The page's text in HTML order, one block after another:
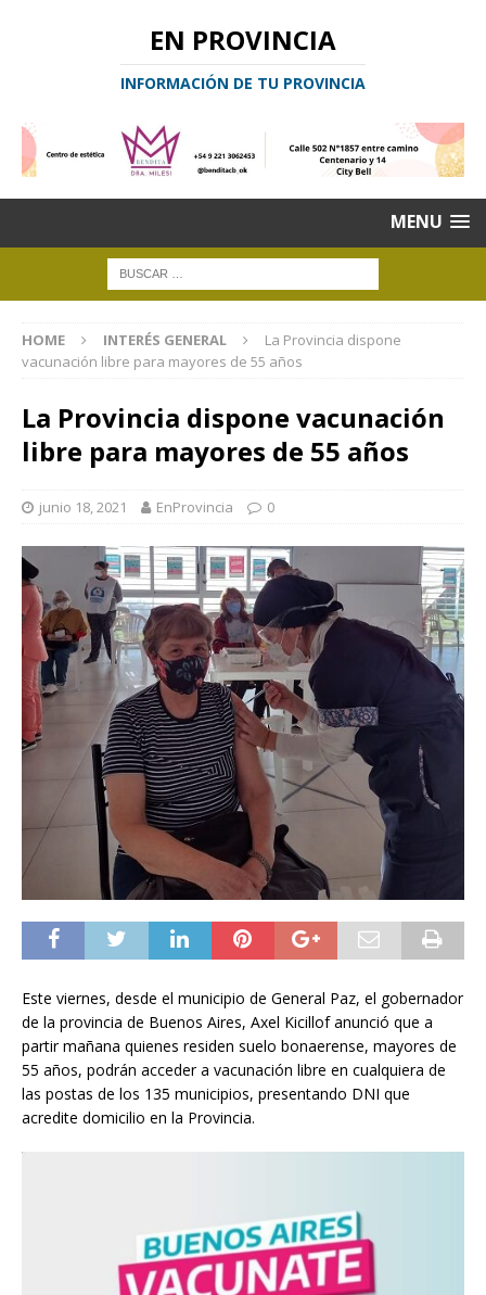
EN PROVINCIA
INFORMACIÓN DE TU PROVINCIA
MENU
HOME INTERÉS GENERAL
La Provincia dispone
vacunación libre para mayores de 55 años
La Provincia dispone vacunación
libre para mayores de 55 años
junio 18, 2021 EnProvincia 0
Este viernes, desde el municipio de General Paz, el gobernador
de la provincia de Buenos Aires, Axel Kicillof anunció que a
partir mañana quienes residen suelo bonaerense, mayores de
55 años, podrán acceder a vacunación libre en cualquiera de
las postas de los 135 municipios, presentando DNI que
acredite domicilio en la Provincia.